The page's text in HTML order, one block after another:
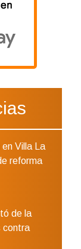
Villa La
reforma
de la
contra